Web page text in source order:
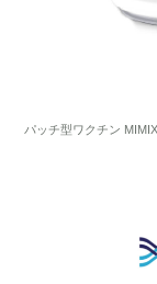
パッチ型ワクチン